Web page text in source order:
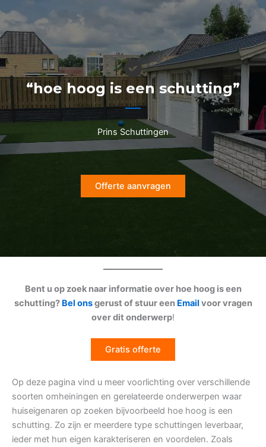
naar
de
inhoud
“hoe hoog is een schutting”
Prins Schuttingen
Offerte aanvragen
Bent u op zoek naar informatie over hoe hoog is een
schutting? Bel onsgerust of stuur een Email voor vragen
over dit onderwerp!
Gratis offerte
Op deze pagina vind u meer voorlichting over verschillende
soorten omheiningen en gerelateerde onderwerpen waar
huiseigenaren op zoeken bijvoorbeeld hoe hoog is een
schutting. Zo zijn er meerdere type schuttingen leverbaar,
ieder met hun eigen karakteriseren en voordelen. Zoals